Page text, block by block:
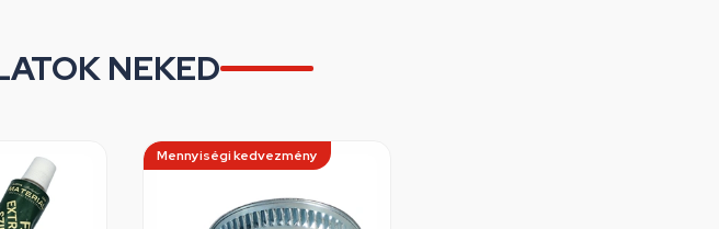
NEKED
Mennyiségi kedvezmény